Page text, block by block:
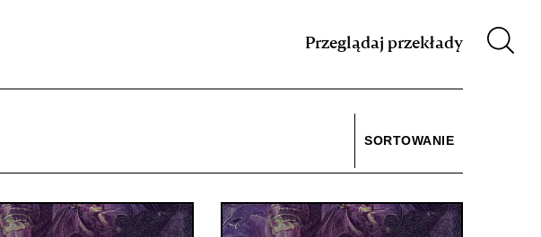
Przeglądaj przekłady
SORTOWANIE